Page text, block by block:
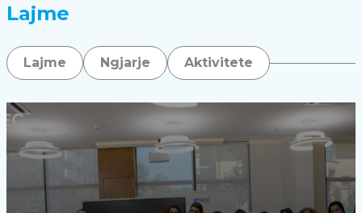
Lajme
Lajme Ngjarje Aktivitete